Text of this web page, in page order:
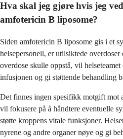
Hva skal jeg gjøre hvis jeg
amfotericin B liposome?
Siden amfotericin B liposome gis i et
helsepersonell, er utilsiktede
overdose skulle oppstå, vil
infusjonen og gi støttende behandling
Det finnes ingen spesifikk motgift mot
vil fokusere på å håndtere eventuelle
støtte kroppens vitale funksjoner.
nyrene og andre organer nøye og gi